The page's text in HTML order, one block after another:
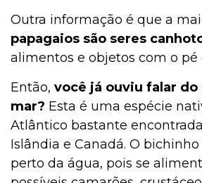
Outra informação é que a
papagaios são seres
alimentos e objetos com o pé
Então, você já ouviu falar do
mar? Esta é uma espécie
Atlântico bastante
Islândia e Canadá. O
perto da água, pois se